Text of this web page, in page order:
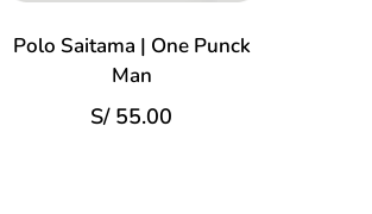
Polo Saitama | One Punck
Man
S/55.00